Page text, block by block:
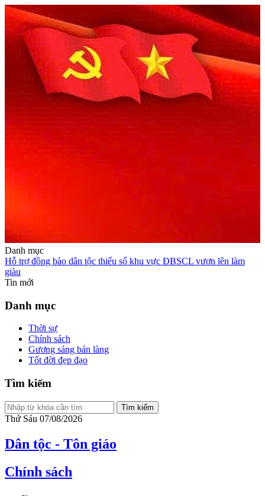
Danh mục
Hỗ trợ đồng bào dân tộc thiểu số khu vực ĐBSCL vươn lên làm
giàu
Tin mới
Danh mục
Thời sự
Chính sách
Gương sáng bản làng
Tốt đời đẹp đạo
Tìm kiếm
Tìm kiếm
Thứ Sáu 07/08/2026
Dân tộc - Tôn giáo
Chính sách